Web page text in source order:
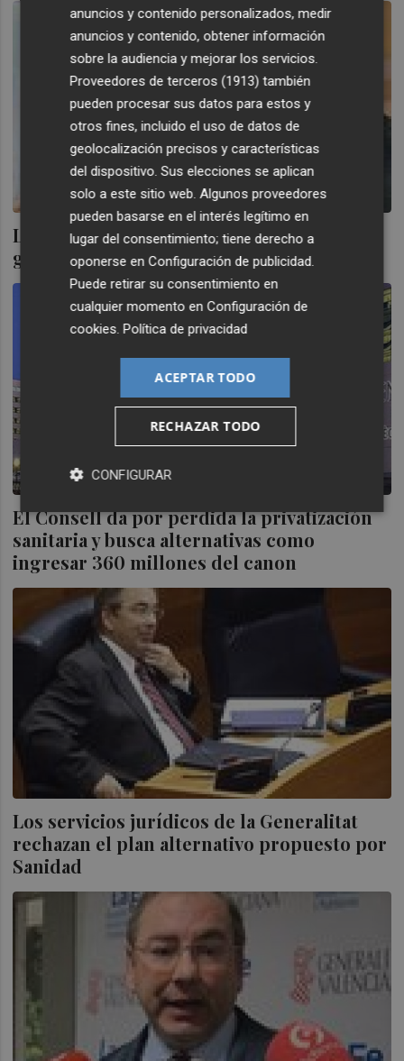
Llombart afirma que en 2013 habrá un
gasto mayor a lo presupuestado
El Consell da por perdida la privatización
sanitaria y busca alternativas como
ingresar 360 millones del canon
Los servicios jurídicos de la Generalitat
rechazan el plan alternativo propuesto por
Sanidad
anuncios y contenido personalizados, medir
anuncios y contenido, obtener información
sobre la audiencia y mejorar los servicios.
Proveedores de terceros (1913) también
pueden procesar sus datos para estos y
otros fines, incluido el uso de datos de
geolocalización precisos y características
del dispositivo. Sus elecciones se aplican
solo a este sitio web. Algunos proveedores
pueden basarse en el interés legítimo en
lugar del consentimiento; tiene derecho a
oponerse enConfiguración de publicidad.
Puede retirar su consentimiento en
cualquier momento enConfiguración de
cookies.Política de privacidad
ACEPTAR TODO
RECHAZAR TODO
CONFIGURAR